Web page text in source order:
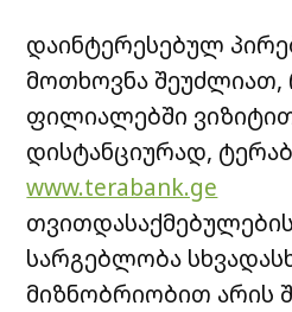
დაინტერესებულ
მოთხოვნა
ფილიალებში
დისტანციურად,
www.terabank.ge
სარგებლობა
მიზნობრიობით არის